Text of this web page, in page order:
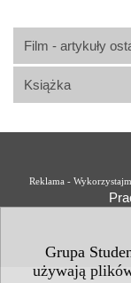
Grupa
używają
Film - artykuły
Książka
Reklama -